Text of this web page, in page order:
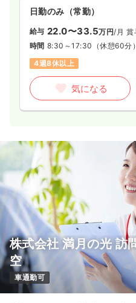
日勤のみ（常勤）
給与 22.0〜33.5万円/月 賞
時間 8:30～17:30 （休憩60分）
4週8休以上
気になる
株式会社 満月の光 訪
空
車通勤可